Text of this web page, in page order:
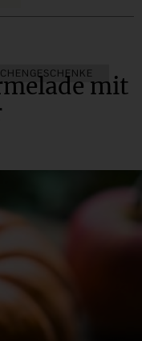
mit